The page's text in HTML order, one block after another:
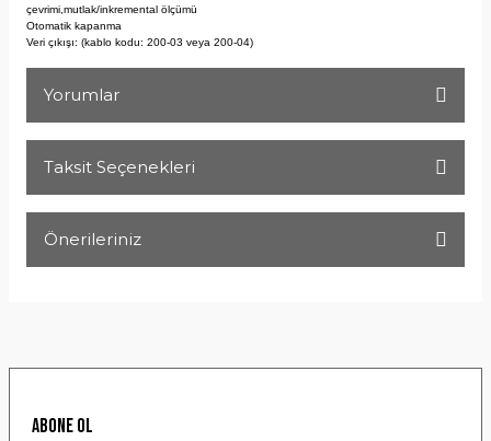
çevrimi, mutlak/inkremental ölçümü
Otomatik kapanma
Veri çıkışı: (kablo kodu: 200-03 veya 200-04)
Yorumlar
Taksit Seçenekleri
Önerileriniz
Ürün resmi kalitesiz, bozuk veya görüntülenemiyor.
ABONE OL